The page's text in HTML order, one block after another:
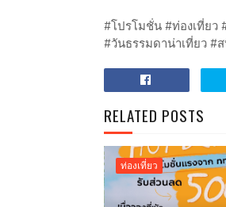
#โปรโมชั่น #ท่องเที่ยว
#วันธรรมดาน่าเที่ยว #
RELATED POSTS
ท่องเที่ยว